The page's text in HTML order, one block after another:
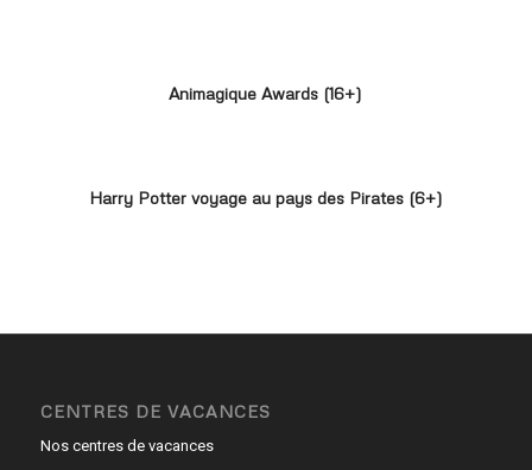
Animagique Awards (16+)
Harry Potter voyage au pays des Pirates (6+)
CENTRES DE VACANCES
Nos centres de vacances